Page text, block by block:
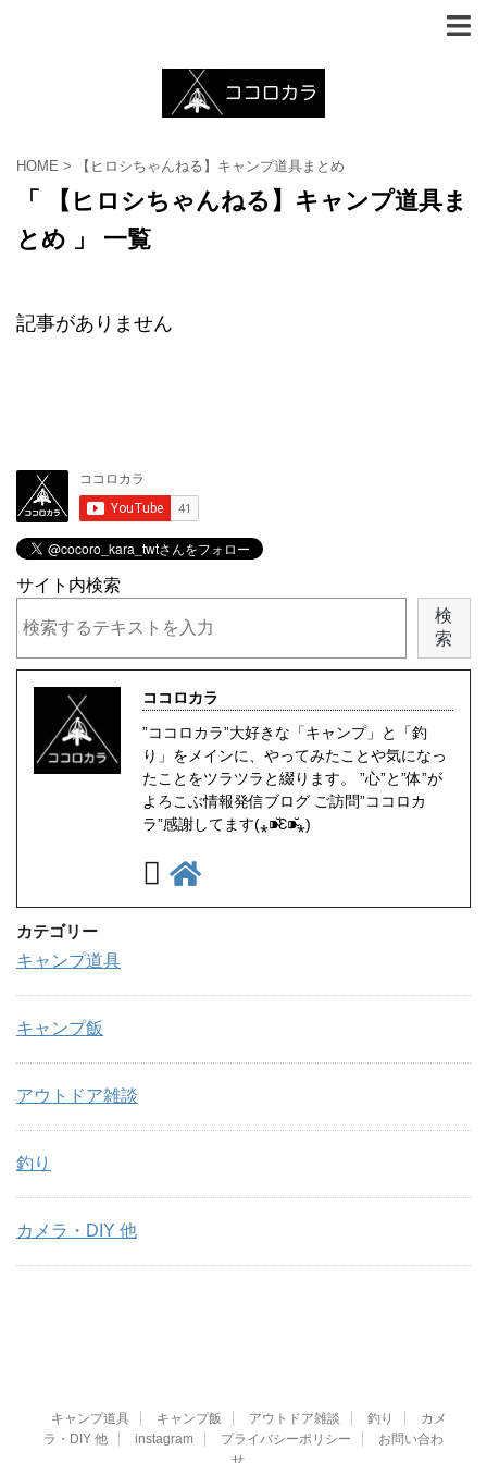
HOME > 【ヒロシちゃんねる】キャンプ道具まとめ
「 【ヒロシちゃんねる】キャンプ道具ま
とめ 」 一覧
記事がありません
サイト内検索
検
索
ココロカラ
”ココロカラ”大好きな「キャンプ」と「釣
り」をメインに、やってみたことや気になっ
たことをツラツラと綴ります。 ”心”と”体”が
よろこぶ情報発信ブログ ご訪問”ココロカ
ラ”感謝してます(⁎⁍̴̆Ɛ⁍̴̆⁎)
カテゴリー
キャンプ道具
キャンプ飯
アウトドア雑談
釣り
カメラ・DIY 他
キャンプ道具 キャンプ飯 アウトドア雑談 釣り
カメ
ラ・DIY 他
instagram プライバシーポリシー
お問い合わ
せ